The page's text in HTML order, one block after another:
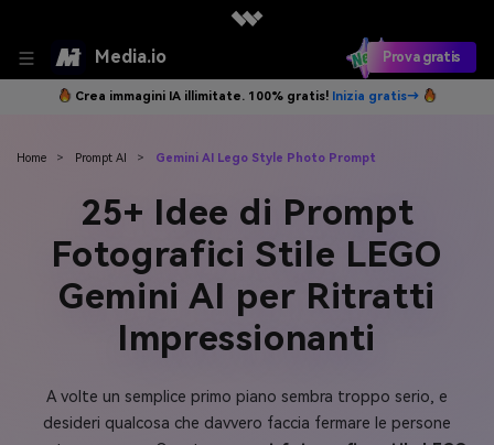
Media.io Prova gratis
Crea immagini IA illimitate. 100% gratis! Inizia gratis→
Home > Prompt AI > Gemini AI Lego Style Photo Prompt
25+ Idee di Prompt
Fotografici Stile LEGO
Gemini AI per Ritratti
Impressionanti
A volte un semplice primo piano sembra troppo serio, e
desideri qualcosa che davvero faccia fermare le persone